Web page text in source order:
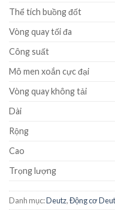
Thể tích buồng đốt
Vòng quay tối đa
Công suất
Mô men xoắn cực đại
Vòng quay không tải
Dài
Rộng
Cao
Trọng lượng
Danh mục:Deutz,Động cơ